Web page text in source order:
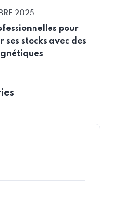
2025
pour
ses stocks avec des